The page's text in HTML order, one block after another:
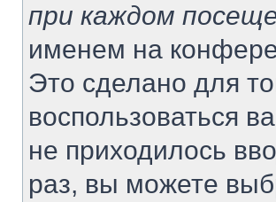
при каждом
именем на
Это сделано для
воспользоваться
не приходилось
раз, вы можете